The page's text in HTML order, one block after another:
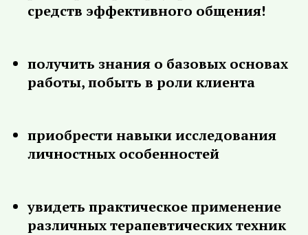
средств эффективного общения!
получить знания о базовых основах
работы, побыть в роли клиента
приобрести навыки исследования
личностных особенностей
увидеть практическое применение
различных терапевтических техник